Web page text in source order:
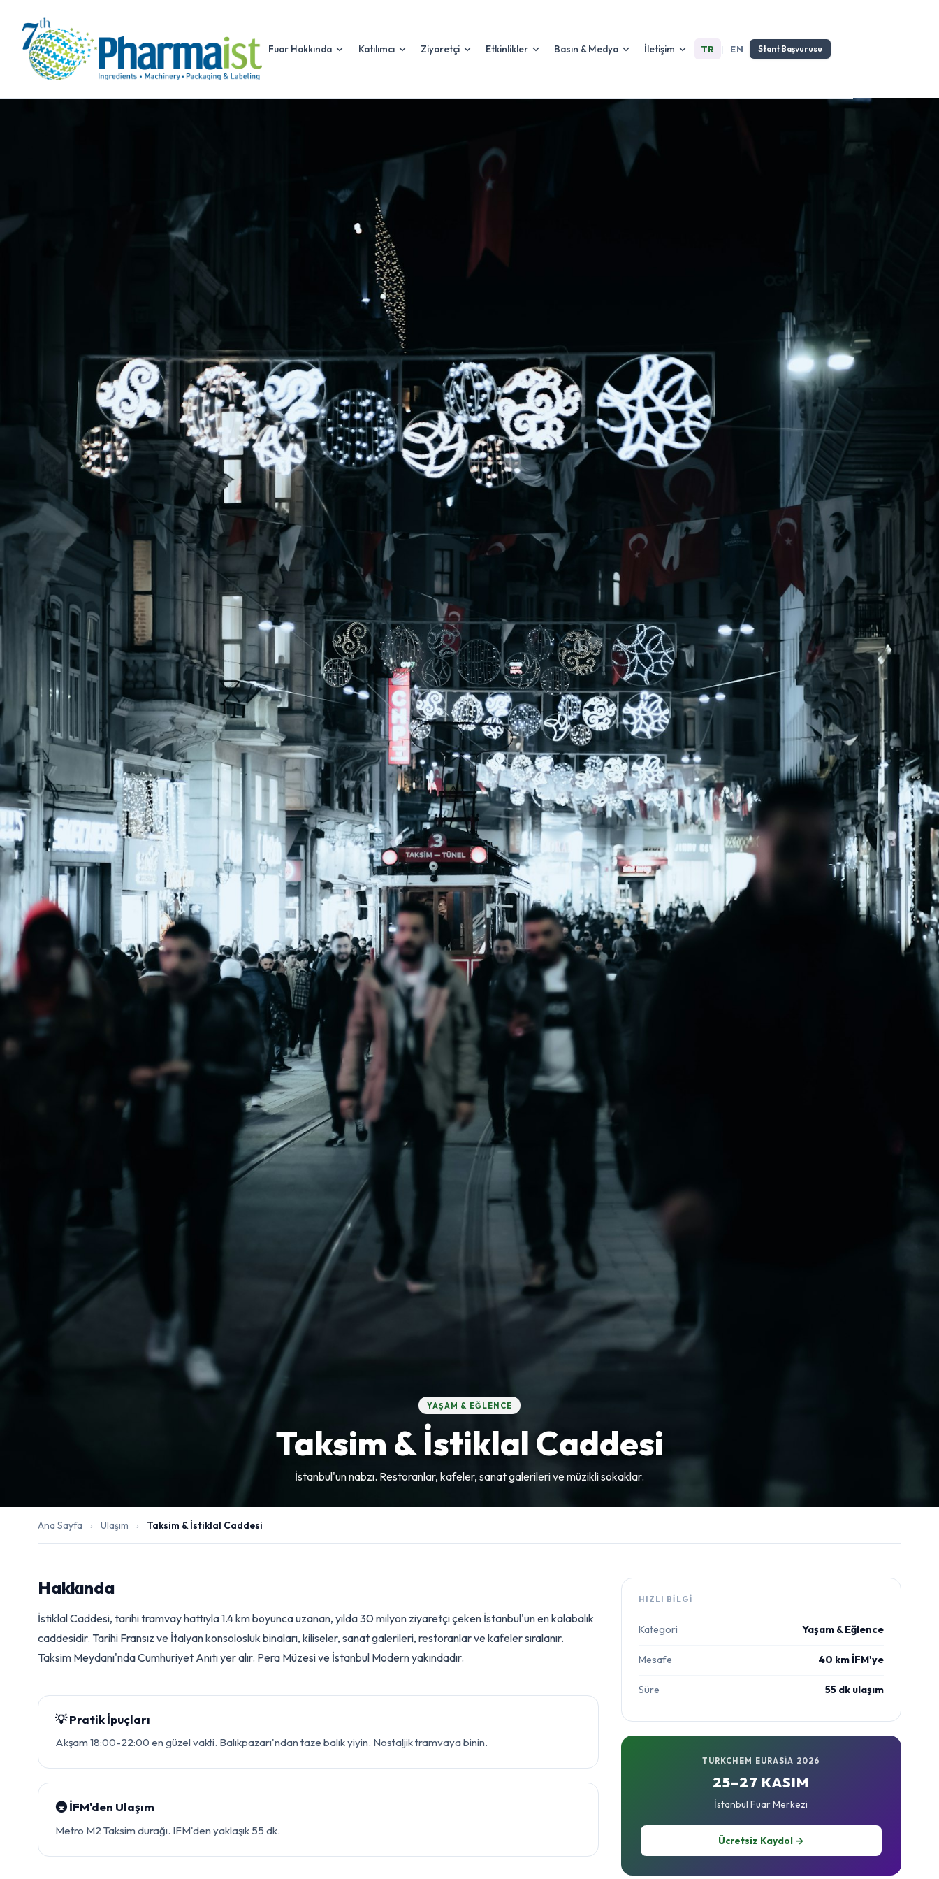
Fuar Hakkında Katılımcı Ziyaretçi Etkinlikler Basın & Medya İletişim TR EN Stant Başvurusu
YAŞAM & EĞLENCE
Taksim & İstiklal Caddesi
İstanbul'un nabzı. Restoranlar, kafeler, sanat galerileri ve müzikli sokaklar.
Ana Sayfa › Ulaşım › Taksim & İstiklal Caddesi
Hakkında
İstiklal Caddesi, tarihi tramvay hattıyla 1.4 km boyunca uzanan, yılda 30 milyon ziyaretçi çeken İstanbul'un en kalabalık
caddesidir. Tarihi Fransız ve İtalyan konsolosluk binaları, kiliseler, sanat galerileri, restoranlar ve kafeler sıralanır.
Taksim Meydanı'nda Cumhuriyet Anıtı yer alır. Pera Müzesi ve İstanbul Modern yakındadır.
💡 Pratik İpuçları
Akşam 18:00-22:00 en güzel vakti. Balıkpazarı'ndan taze balık yiyin. Nostaljik tramvaya binin.
🚇 İFM'den Ulaşım
Metro M2 Taksim durağı. IFM'den yaklaşık 55 dk.
HIZLI BILGI
Kategori Yaşam & Eğlence
Mesafe 40 km İFM'ye
Süre 55 dk ulaşım
TURKCHEM EURASIA 2026
25–27 KASIM
İstanbul Fuar Merkezi
Ücretsiz Kaydol →